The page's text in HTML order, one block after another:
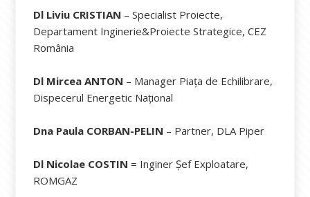
Dl Liviu CRISTIAN – Specialist Proiecte,
Departament Inginerie&Proiecte Strategice, CEZ
România
Dl Mircea ANTON – Manager Piața de Echilibrare,
Dispecerul Energetic Național
Dna Paula CORBAN-PELIN – Partner, DLA Piper
Dl Nicolae COSTIN = Inginer Șef Exploatare,
ROMGAZ